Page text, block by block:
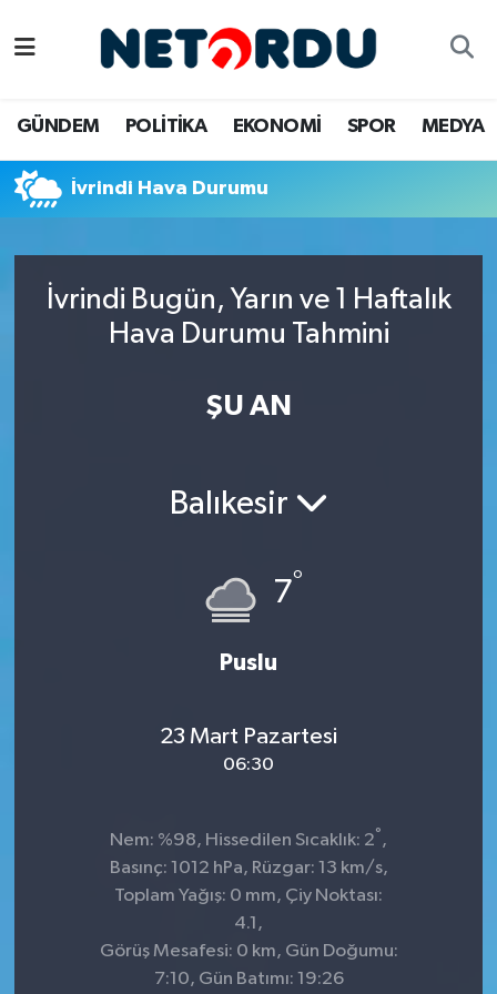
GÜNDEM POLİTİKA EKONOMİ SPOR MEDYA
İvrindi Hava Durumu
İvrindi Bugün, Yarın ve 1 Haftalık
Hava Durumu Tahmini
ŞU AN
Balıkesir
7°
Puslu
23 Mart Pazartesi
06:30
Nem: %98, Hissedilen Sıcaklık: 2° ,
Basınç: 1012 hPa, Rüzgar: 13 km/s,
Toplam Yağış: 0 mm, Çiy Noktası:
4.1,
Görüş Mesafesi: 0 km, Gün Doğumu:
7:10, Gün Batımı: 19:26
DÜNYA
EĞİTİM
EKONOMİ
POLİTİKA
Namaz Vakitleri
Trafik Durumu
Süper Lig Puan Durumu ve Fikstür
Son Dakika Haberleri